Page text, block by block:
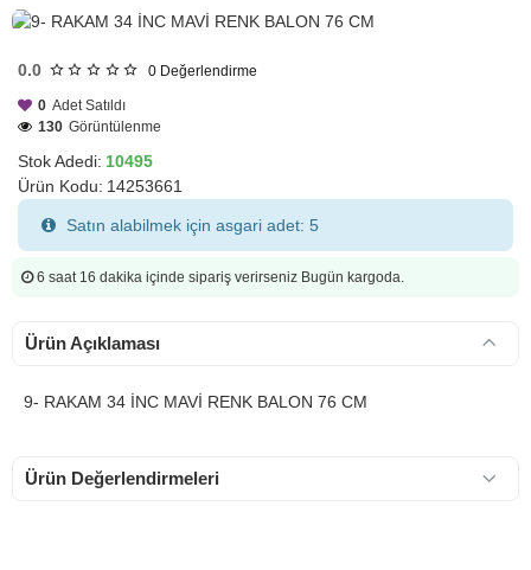
0.0 0 Değerlendirme
Stok Adedi: 10495
Ürün Kodu: 14253661
0 Adet Satıldı
130 Görüntülenme
Satın alabilmek için asgari adet: 5
6 saat 16 dakika içinde sipariş verirseniz Bugün kargoda.
Ürün Açıklaması
9- RAKAM 34 İNC MAVİ RENK BALON 76 CM
Ürün Değerlendirmeleri